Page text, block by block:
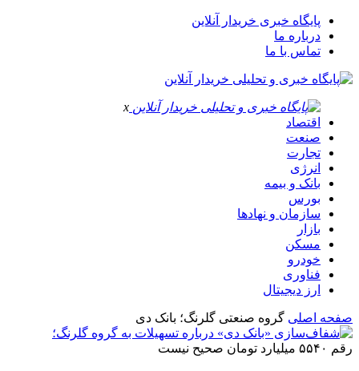
پایگاه خبری خریدار آنلاین
درباره ما
تماس با ما
x
اقتصاد
صنعت
تجارت
انرژی
بانک و بیمه
بورس
سازمان و نهادها
بازار
مسکن
خودرو
فناوری
ارز دیجیتال
صفحه اصلی گروه صنعتی گلرنگ؛ بانک دی
رقم ۵۵۴۰ میلیارد تومان صحیح نیست